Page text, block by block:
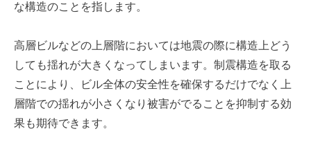
な構造のことを指します。
高層ビルなどの上層階においては地震の際に構造上どう
しても揺れが大きくなってしまいます。制震構造を取る
ことにより、ビル全体の安全性を確保するだけでなく上
層階での揺れが小さくなり被害がでることを抑制する効
果も期待できます。